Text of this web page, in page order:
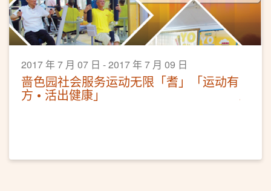
2017 年 7 月 07 日 - 2017 年 7 月 09 日
啬色园社会服务运动无限「耆」「运动有
方 • 活出健康」